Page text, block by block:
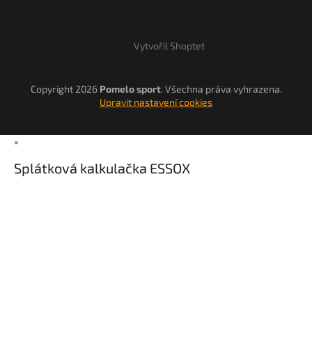
Vytvořil Shoptet
Copyright 2026 Pomelo sport. Všechna práva vyhrazena.
Upravit nastavení cookies
×
Splátková kalkulačka ESSOX